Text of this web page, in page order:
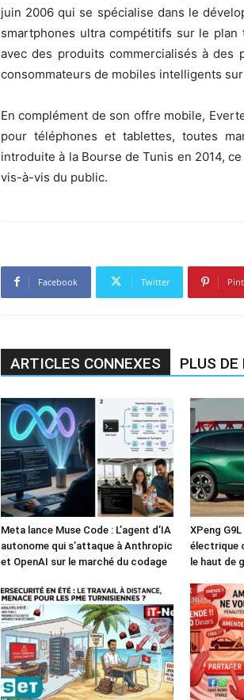
juin 2006 qui se spécialise dans le
smartphones ultra compétitifs sur le
avec des produits commercialisés à des
consommateurs de mobiles intelligents
En complément de son offre mobile,
pour téléphones et tablettes, toutes
introduite à la Bourse de Tunis en 2014,
vis-à-vis du public.
Facebook Twitter
ARTICLES CONNEXES PLUS DE
Meta lance Muse Code : L’agent d’IA
autonome qui s’attaque à Anthropic
et OpenAI sur le marché du codage
XPeng
électrique
le haut de